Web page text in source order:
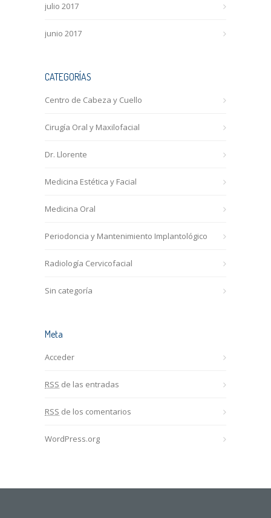
julio 2017
junio 2017
CATEGORÍAS
Centro de Cabeza y Cuello
Cirugía Oral y Maxilofacial
Dr. Llorente
Medicina Estética y Facial
Medicina Oral
Periodoncia y Mantenimiento Implantológico
Radiología Cervicofacial
Sin categoría
Meta
Acceder
RSS de las entradas
RSS de los comentarios
WordPress.org